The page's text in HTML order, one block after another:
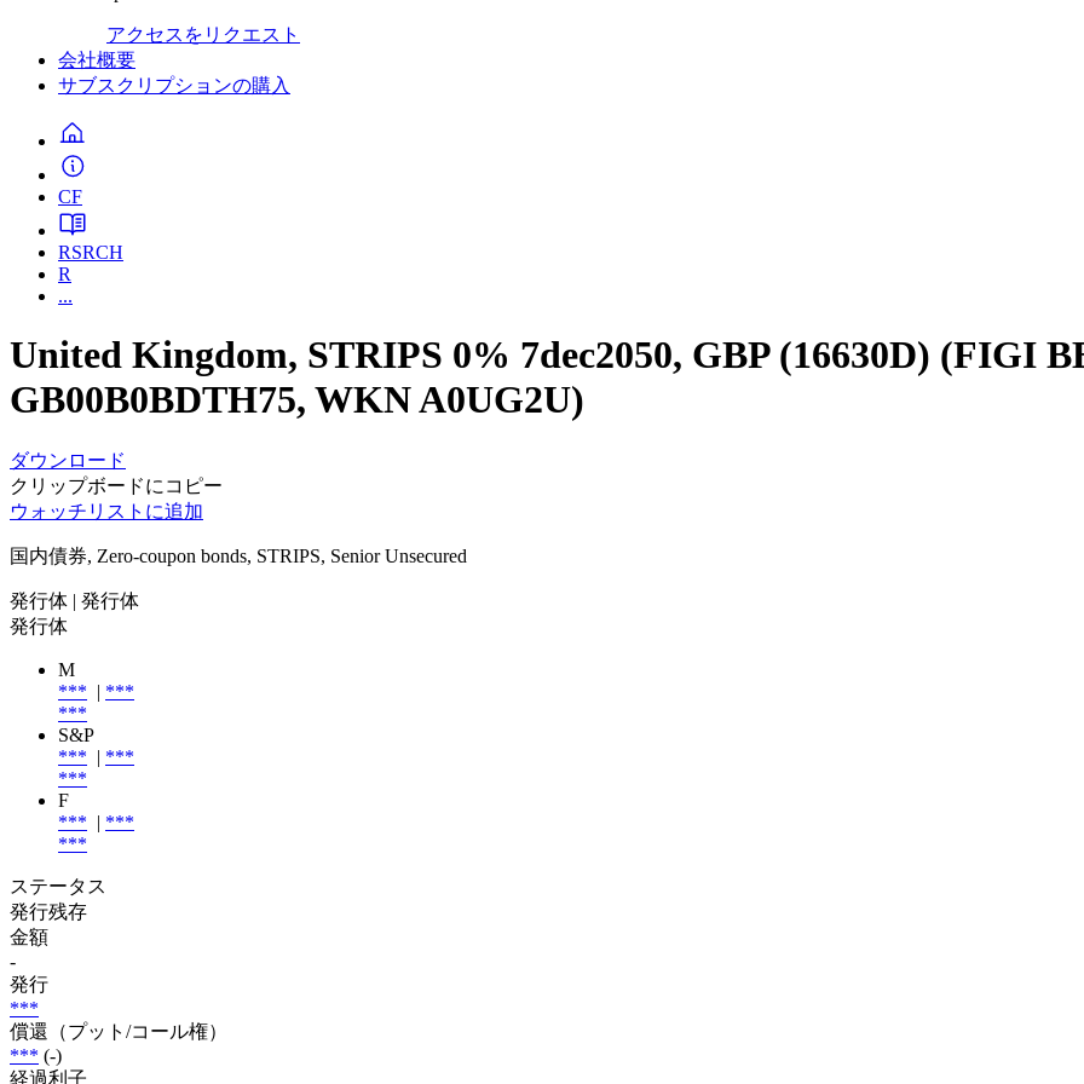
アクセスをリクエスト
会社概要
サブスクリプションの購入
CF
RSRCH
R
...
United Kingdom, STRIPS 0% 7dec2050, GBP (16630D) (FIGI
GB00B0BDTH75, WKN A0UG2U)
ダウンロード
クリップボードにコピー
ウォッチリストに追加
国内債券, Zero-coupon bonds, STRIPS, Senior Unsecured
発行体 | 発行体
発行体
M
*** | ***
***
S&P
*** | ***
***
F
*** | ***
***
ステータス
発行残存
金額
-
発行
***
償還（プット/コール権）
*** (-)
経過利子